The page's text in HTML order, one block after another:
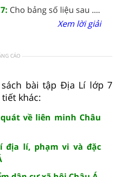
Cho bảng số liệu sau ....
Xem lời giải
CÁO
bài tập Địa Lí lớp 7
khác:
về liên minh Châu
địa lí, phạm vi và đặc